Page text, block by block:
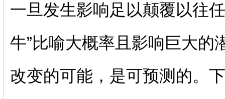
一旦发生影响足以颠覆以往
牛”比喻大概率且影响巨大的
改变的可能，是可预测的。